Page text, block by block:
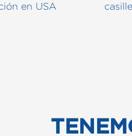
en USA